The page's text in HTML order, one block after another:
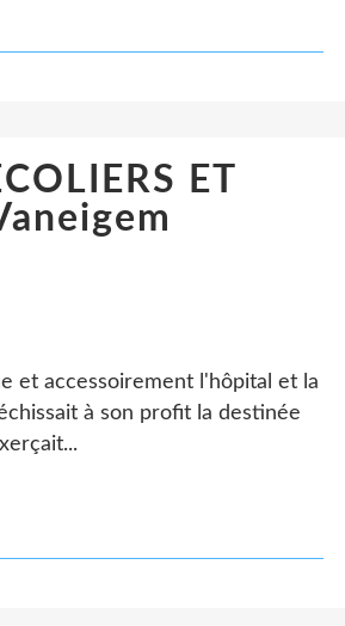
ET
et accessoirement l'hôpital et la
à son profit la destinée